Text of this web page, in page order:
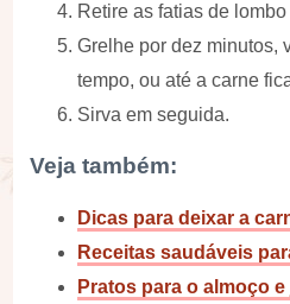
Retire as fatias de
Grelhe por dez minutos,
tempo, ou até a carne
Sirva em seguida.
Veja também:
Dicas para deixar a
Receitas saudáveis
Pratos para o almoço